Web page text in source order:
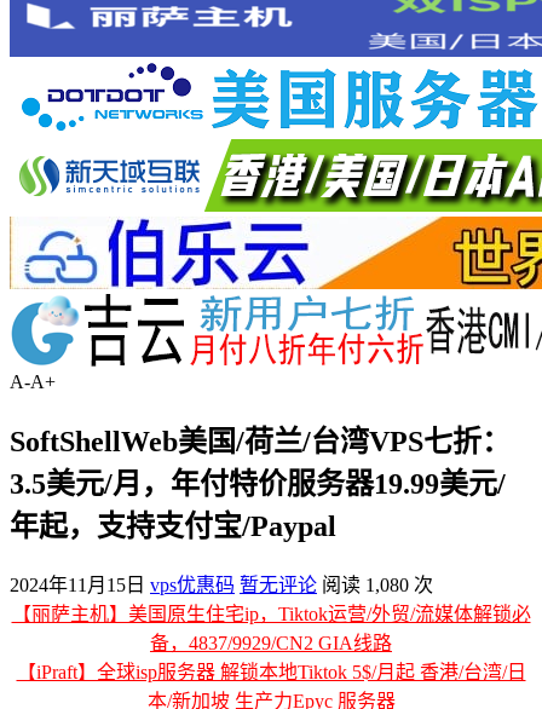
A-A+
SoftShellWeb美国/荷兰/台湾VPS七折：
3.5美元/月，年付特价服务器19.99美元/
年起，支持支付宝/Paypal
2024年11月15日 vps优惠码 暂无评论 阅读 1,080 次
【丽萨主机】美国原生住宅ip，Tiktok运营/外贸/流媒体解锁必
备，4837/9929/CN2 GIA线路
【iPraft】全球isp服务器 解锁本地Tiktok 5$/月起 香港/台湾/日
本/新加坡 生产力Epyc 服务器